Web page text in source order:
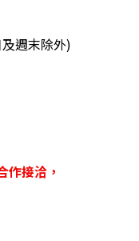
週末除外)
作接洽，